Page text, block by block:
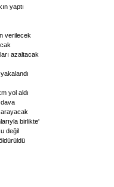
yaptı
verilecek
azaltacak
yol aldı
dava
arayacak
birlikte'
değil